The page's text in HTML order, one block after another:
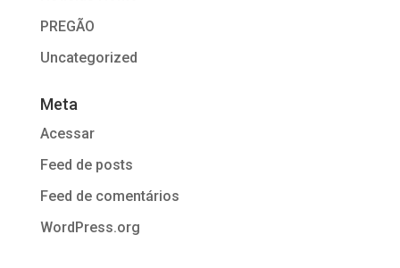
PREGÃO
Uncategorized
Meta
Acessar
Feed de posts
Feed de comentários
WordPress.org